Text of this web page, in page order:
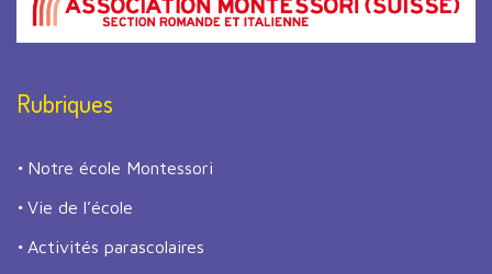
Rubriques
Notre école Montessori
Vie de l’école
Activités parascolaires